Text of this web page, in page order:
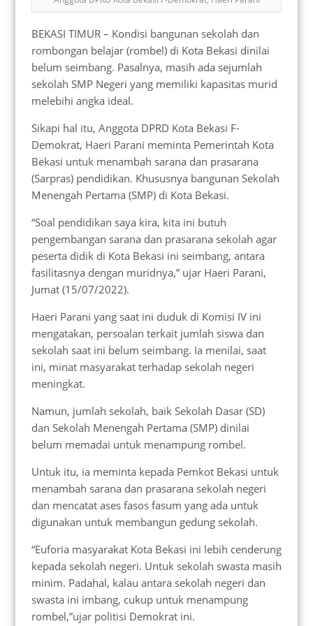
BEKASI TIMUR – Kondisi bangunan sekolah dan
rombongan belajar (rombel) di Kota Bekasi dinilai
belum seimbang. Pasalnya, masih ada sejumlah
sekolah SMP Negeri yang memiliki kapasitas murid
melebihi angka ideal.
Sikapi hal itu, Anggota DPRD Kota Bekasi F-
Demokrat, Haeri Parani meminta Pemerintah Kota
Bekasi untuk menambah sarana dan prasarana
(Sarpras) pendidikan. Khususnya bangunan Sekolah
Menengah Pertama (SMP) di Kota Bekasi.
“Soal pendidikan saya kira, kita ini butuh
pengembangan sarana dan prasarana sekolah agar
peserta didik di Kota Bekasi ini seimbang, antara
fasilitasnya dengan muridnya,” ujar Haeri Parani,
Jumat (15/07/2022).
Haeri Parani yang saat ini duduk di Komisi IV ini
mengatakan, persoalan terkait jumlah siswa dan
sekolah saat ini belum seimbang. Ia menilai, saat
ini, minat masyarakat terhadap sekolah negeri
meningkat.
Namun, jumlah sekolah, baik Sekolah Dasar (SD)
dan Sekolah Menengah Pertama (SMP) dinilai
belum memadai untuk menampung rombel.
Untuk itu, ia meminta kepada Pemkot Bekasi untuk
menambah sarana dan prasarana sekolah negeri
dan mencatat ases fasos fasum yang ada untuk
digunakan untuk membangun gedung sekolah.
“Euforia masyarakat Kota Bekasi ini lebih cenderung
kepada sekolah negeri. Untuk sekolah swasta masih
minim. Padahal, kalau antara sekolah negeri dan
swasta ini imbang, cukup untuk menampung
rombel,”ujar politisi Demokrat ini.